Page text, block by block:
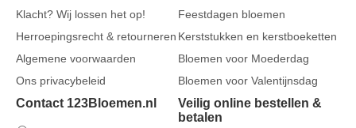
Klacht? Wij lossen het op!
Herroepingsrecht & retourneren
Algemene voorwaarden
Ons privacybeleid
Feestdagen bloemen
Kerststukken en kerstboeketten
Bloemen voor Moederdag
Bloemen voor Valentijnsdag
Contact 123Bloemen.nl
Veilig online bestellen &
betalen